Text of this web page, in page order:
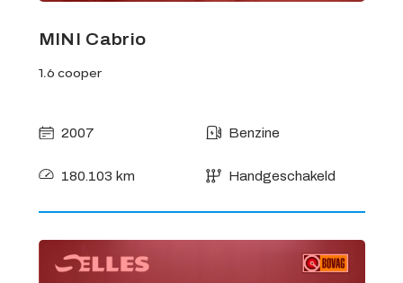
MINI Cabrio
1.6 cooper
2007 Benzine
180.103 km Handgeschakeld